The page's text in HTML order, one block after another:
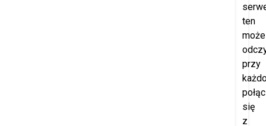
ten
może
przy
się
z